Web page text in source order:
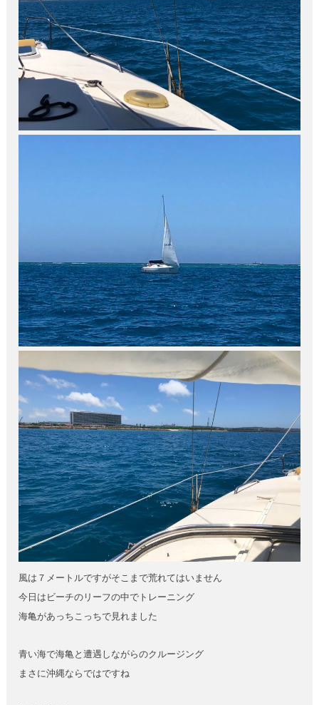
風は７メートルですがそこまで荒れてはいません
今日はビーチのリーフの中でトレーニング
海亀があっちこっちで見れました
青い海で海亀と遭遇しながらのクルージング
まさに沖縄ならではですね